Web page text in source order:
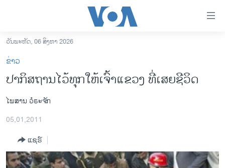
ເຂົ້າ
ຫາ
ຂ້າມ
ຂ້າມ
ໄປ
ຫາ
ລາວ
ການເລືອກຕັ້ງ ປະທານາທີບໍດີ ສະຫະລັດ 2024
ຂ່າວ​ຈີນ
ໂລກ
ເອເຊຍ
ວັນພະຫັດ, 06 ສິງຫາ 2026
ຂ່າວ
ປາກິສຖານໄວ້ທຸກໃຫ້ເຈົ້າແຂວງ ທີ່ເສຍຊີວິດ
ໄພສານ ວໍຣະຈັກ
05,01,2011
ແຊຣ໌